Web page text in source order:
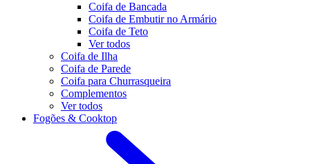
Coifa de Bancada
Coifa de Embutir no Armário
Coifa de Teto
Ver todos
Coifa de Ilha
Coifa de Parede
Coifa para Churrasqueira
Complementos
Ver todos
Fogões & Cooktop